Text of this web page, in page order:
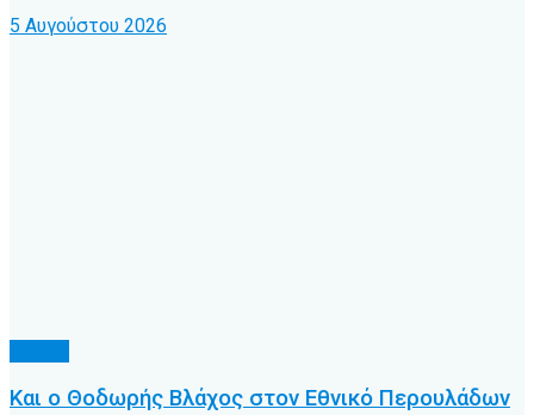
5 Αυγούστου 2026
Και ο Θοδωρής Βλάχος στον Εθνικό Περουλάδων